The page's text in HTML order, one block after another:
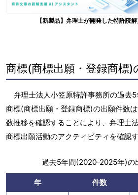
【新製品】弁理士が開発した特許読
商標(商標出願・登録商標)
弁理士法人小笠原特許事務所の過去
商標(商標出願・登録商標)の出願件数
数推移を確認することにより、弁理士
商標出願活動のアクティビティを確認
過去5年間(2020-2025年)の
年 件数